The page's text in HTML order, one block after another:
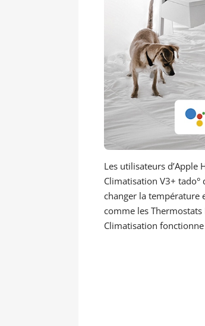
Les utilisateurs
Climatisation V3+
changer la température
comme les
Climatisation